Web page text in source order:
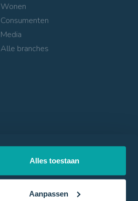
Alles toestaan
Aanpassen
Wonen
Consumenten
Media
Alle branches